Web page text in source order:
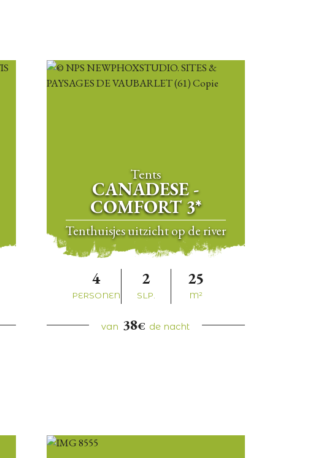
Tents
CANADESE -
COMFORT 3*
Tenthuisjes uitzicht op de river
4
PERSONEN
2
SLP.
25
M²
van 38€ de nacht